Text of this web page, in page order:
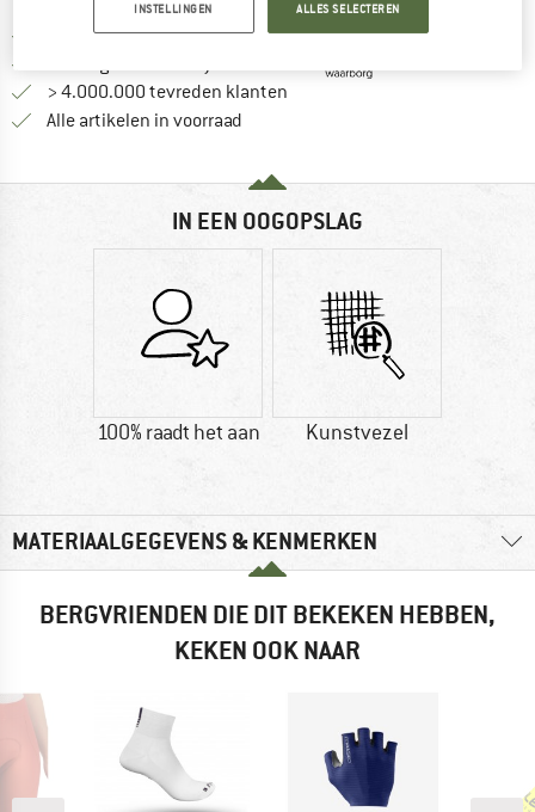
Gratis verzending vanaf € 69 (NL)Vind hier de
> 4.000.000 tevreden klanten
Alle artikelen in voorraad
IN EEN OOGOPSLAG
100% raadt het aan Kunstvezel
MATERIAALGEGEVENS & KENMERKEN
BERGVRIENDEN DIE DIT BEKEKEN HEBBEN,
KEKEN OOK NAAR
INSTELLINGEN ALLES SELECTEREN